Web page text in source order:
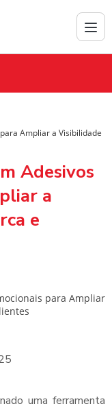
Ampliar a Visibilidade
Adesivos
a
e
uma ferramenta